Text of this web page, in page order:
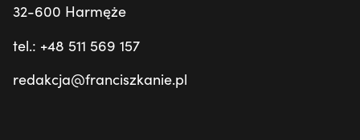
32-600 Harmęże
tel.: +48 511 569 157
redakcja@franciszkanie.pl